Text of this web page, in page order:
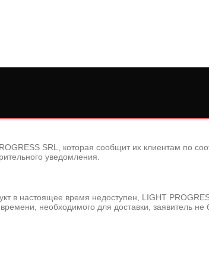
SRL, которая сообщит их клиентам по
уведомления.
в настоящее время недоступен, LIGHT
необходимого для доставки, заявитель не